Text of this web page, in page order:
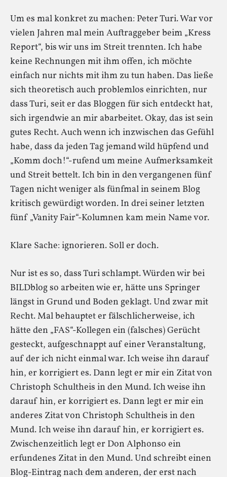
Um es mal konkret zu machen: Peter Turi. War vor
vielen Jahren mal mein Auftraggeber beim „Kress
Report“, bis wir uns im Streit trennten. Ich habe
keine Rechnungen mit ihm offen, ich möchte
einfach nur nichts mit ihm zu tun haben. Das ließe
sich theoretisch auch problemlos einrichten, nur
dass Turi, seit er das Bloggen für sich entdeckt hat,
sich irgendwie an mir abarbeitet. Okay, das ist sein
gutes Recht. Auch wenn ich inzwischen das Gefühl
habe, dass da jeden Tag jemand wild hüpfend und
„Komm doch!“-rufend um meine Aufmerksamkeit
und Streit bettelt. Ich bin in den vergangenen fünf
Tagen nicht weniger als fünfmal in seinem Blog
kritisch gewürdigt worden. In drei seiner letzten
fünf „Vanity Fair“-Kolumnen kam mein Name vor.
Klare Sache: ignorieren. Soll er doch.
Nur ist es so, dass Turi schlampt. Würden wir bei
BILDblog so arbeiten wie er, hätte uns Springer
längst in Grund und Boden geklagt. Und zwar mit
Recht. Mal behauptet er fälschlicherweise, ich
hätte den „FAS“-Kollegen ein (falsches) Gerücht
gesteckt, aufgeschnappt auf einer Veranstaltung,
auf der ich nicht einmal war. Ich weise ihn darauf
hin, er korrigiert es. Dann legt er mir ein Zitat von
Christoph Schultheis in den Mund. Ich weise ihn
darauf hin, er korrigiert es. Dann legt er mir ein
anderes Zitat von Christoph Schultheis in den
Mund. Ich weise ihn darauf hin, er korrigiert es.
Zwischenzeitlich legt er Don Alphonso ein
erfundenes Zitat in den Mund. Und schreibt einen
Blog-Eintrag nach dem anderen, der erst nach